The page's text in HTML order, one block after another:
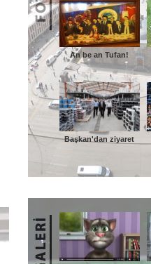
An be an Tufan!
Başkan'dan ziyaret